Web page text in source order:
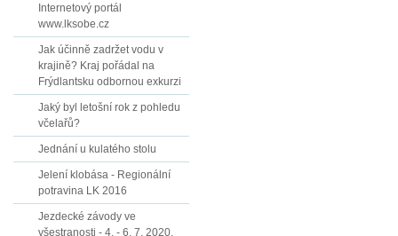
Internetový portál
www.lksobe.cz
Jak účinně zadržet vodu v
krajině? Kraj pořádal na
Frýdlantsku odbornou exkurzi
Jaký byl letošní rok z pohledu
včelařů?
Jednání u kulatého stolu
Jelení klobása - Regionální
potravina LK 2016
Jezdecké závody ve
všestranosti - 4. - 6. 7. 2020,